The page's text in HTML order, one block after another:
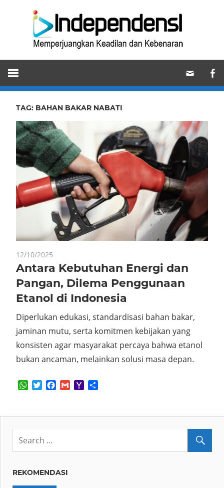
Memperjuangkan
Keadilan
dan
Kebenaran
TAG: BAHAN BAKAR NABATI
12/10/2025
Antara Kebutuhan Energi dan
Pangan, Dilema Penggunaan
Etanol di Indonesia
Diperlukan edukasi, standardisasi bahan bakar,
jaminan mutu, serta komitmen kebijakan yang
konsisten agar masyarakat percaya bahwa etanol
bukan ancaman, melainkan solusi masa depan.
WhatsApp
TwitterFacebook
GmailYahoo
REKOMENDASI